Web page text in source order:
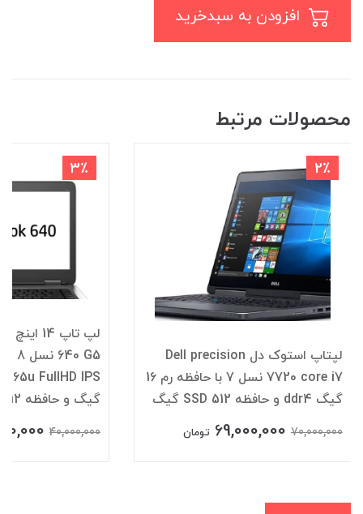
محصولات مرتبط
2٪
لپتاپ استوک دل Dell precision
7720 core i7 نسل 7 با حافظه رم 16
گیگ ddr4 و حافظه SSD 512 گیگ
70,000,000
69,000,000 تومان
3٪
گیگ و حافظه SSD 512
40,000,000